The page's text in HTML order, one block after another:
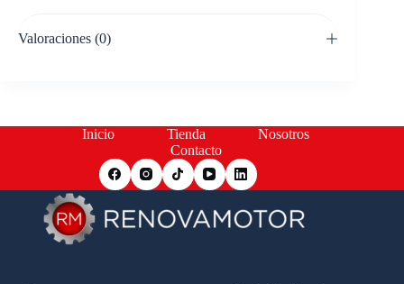
Valoraciones (0)
Inicio Tienda
Nosotros
Contacto